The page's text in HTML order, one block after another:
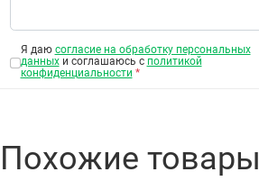
Я даю согласие на обработку персональных
данныхи соглашаюсь с политикой
конфиденциальности *
Похожие товары